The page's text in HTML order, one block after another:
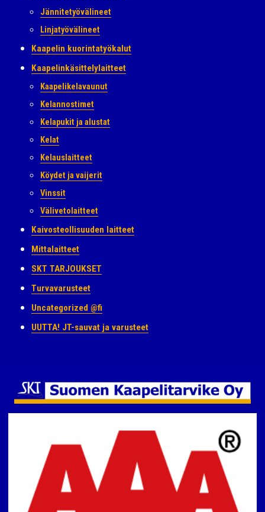
Jännitetyövälineet
Linjatyövälineet
Kaapelin kuorintatyökalut
Kaapelinkäsittelylaitteet
Kaapelikelavaunut
Kelannostimet
Kelapukit ja alustat
Kelat
Kelauslaitteet
Köydet ja vaijerit
Vinssit
Välivetolaitteet
Kaivosteollisuuden laitteet
Mittalaitteet
SKT TARJOUKSET
Turvavarusteet
Uncategorized @fi
UUTTA! JT-sauvat ja varusteet